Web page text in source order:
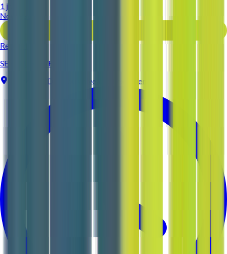
1 jour
Nouveau
Reso 44
SERVEUR (H/F)
CDI Tous niveaux d'expérience